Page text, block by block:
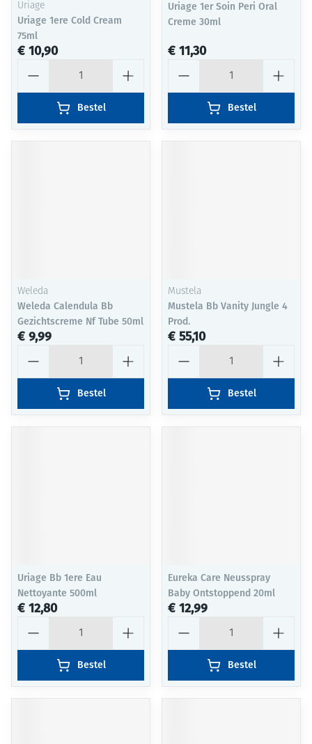
Uriage
Uriage 1ere Cold Cream
75ml
€ 10,90
Bestel
Uriage 1er Soin Peri Oral
Creme 30ml
€ 11,30
Bestel
Weleda
Weleda Calendula Bb
Gezichtscreme Nf Tube 50ml
€ 9,99
Bestel
Mustela
Mustela Bb Vanity Jungle 4
Prod.
€ 55,10
Bestel
Uriage Bb 1ere Eau
Nettoyante 500ml
€ 12,80
Bestel
Eureka Care Neusspray
Baby Ontstoppend 20ml
€ 12,99
Bestel